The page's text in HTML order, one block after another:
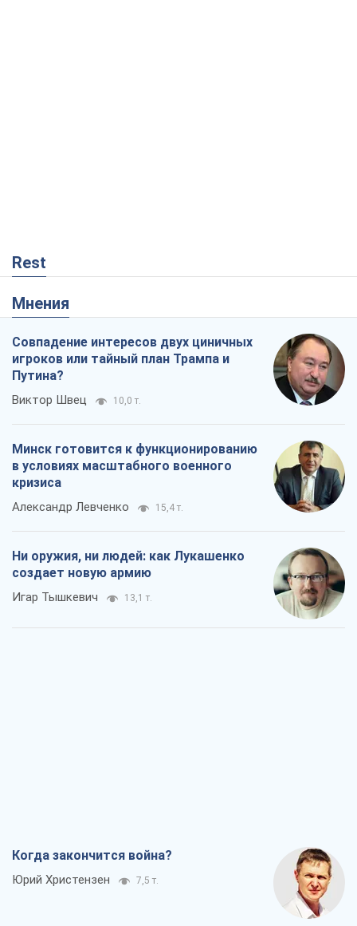
Rest
Мнения
Совпадение интересов двух циничных
игроков или тайный план Трампа и
Путина?
Виктор Швец 10,0 т.
Минск готовится к функционированию
в условиях масштабного военного
кризиса
Александр Левченко 15,4 т.
Ни оружия, ни людей: как Лукашенко
создает новую армию
Игар Тышкевич 13,1 т.
Когда закончится война?
Юрий Христензен 7,5 т.